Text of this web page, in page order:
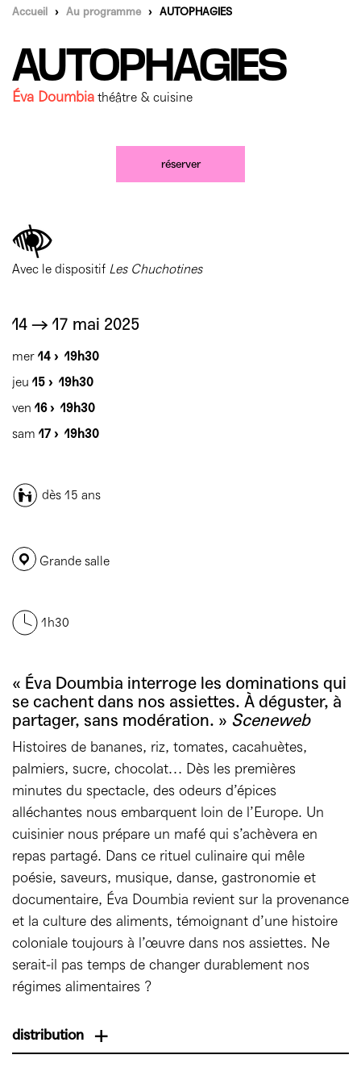
Mécènes
Partenaires
Équipe du TXR & contacts
Espace presse & pro
Accès & horaires
Accessibilité
Votre venue au TXR
Déposer un projet
Agenda
04 72 07 49 49
Accueil › Au programme › AUTOPHAGIES
AUTOPHAGIES
Éva Doumbia théâtre & cuisine
réserver
Avec le dispositif Les Chuchotines
14 → 17 mai 2025
mer 14 › 19h30
jeu 15 › 19h30
ven 16 › 19h30
sam 17 › 19h30
dès 15 ans
Grande salle
1h30
« Éva Doumbia interroge les dominations qui
se cachent dans nos assiettes. À déguster, à
partager, sans modération. » Sceneweb
Histoires de bananes, riz, tomates, cacahuètes,
palmiers, sucre, chocolat… Dès les premières
minutes du spectacle, des odeurs d’épices
alléchantes nous embarquent loin de l’Europe. Un
cuisinier nous prépare un mafé qui s’achèvera en
repas partagé. Dans ce rituel culinaire qui mêle
poésie, saveurs, musique, danse, gastronomie et
documentaire, Éva Doumbia revient sur la provenance
et la culture des aliments, témoignant d’une histoire
coloniale toujours à l’œuvre dans nos assiettes. Ne
serait-il pas temps de changer durablement nos
régimes alimentaires ?
distribution